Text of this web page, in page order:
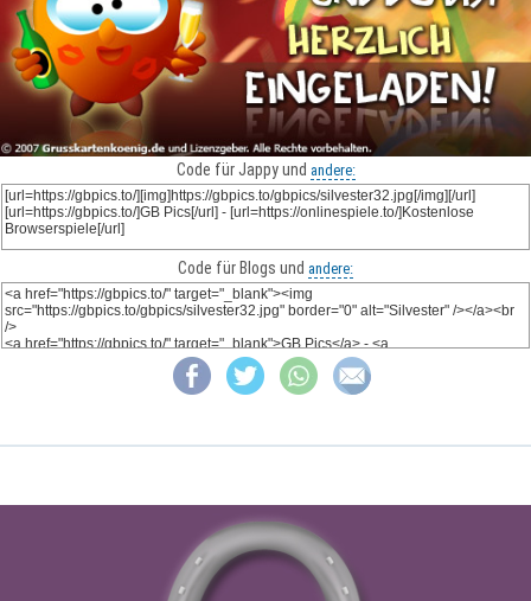
Code für Jappy und andere:
Code für Blogs und andere: